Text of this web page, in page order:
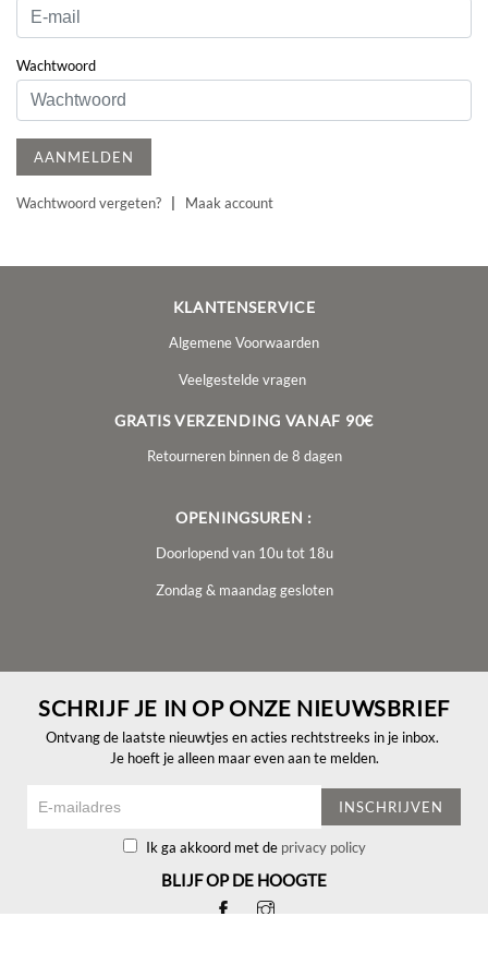
Wachtwoord
AANMELDEN
Wachtwoord vergeten? Maak account
KLANTENSERVICE
Algemene Voorwaarden
Veelgestelde vragen
GRATIS VERZENDING VANAF 90€
Retourneren binnen de 8 dagen
OPENINGSUREN :
Doorlopend van 10u tot 18u
Zondag & maandag gesloten
SCHRIJF JE IN OP ONZE NIEUWSBRIEF
Ontvang de laatste nieuwtjes en acties rechtstreeks in je inbox.
Je hoeft je alleen maar even aan te melden.
INSCHRIJVEN
Ik ga akkoord met de privacy policy
BLIJF OP DE HOOGTE